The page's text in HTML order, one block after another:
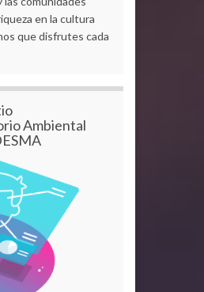
en la cultura
que disfrutes cada
Ambiental